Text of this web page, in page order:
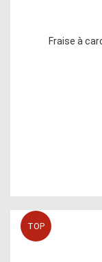
Fraise à
TOP